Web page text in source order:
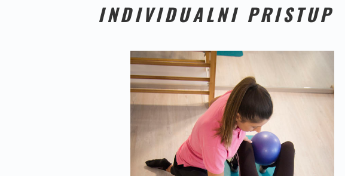
INDIVIDUALNI PRISTUP